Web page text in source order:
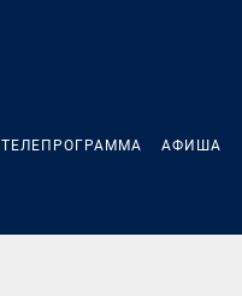
ТЕЛЕПРОГРАММА АФИША